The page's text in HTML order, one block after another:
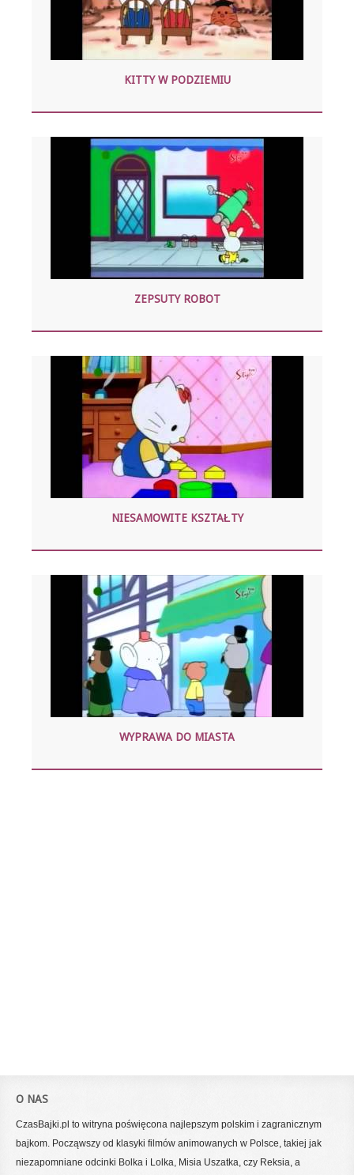
KITTY W PODZIEMIU
ZEPSUTY ROBOT
NIESAMOWITE KSZTAŁTY
WYPRAWA DO MIASTA
O NAS
CzasBajki.pl to witryna poświęcona najlepszym polskim i zagranicznym
bajkom. Począwszy od klasyki filmów animowanych w Polsce, takiej jak
niezapomniane odcinki Bolka i Lolka, Misia Uszatka, czy Reksia, a